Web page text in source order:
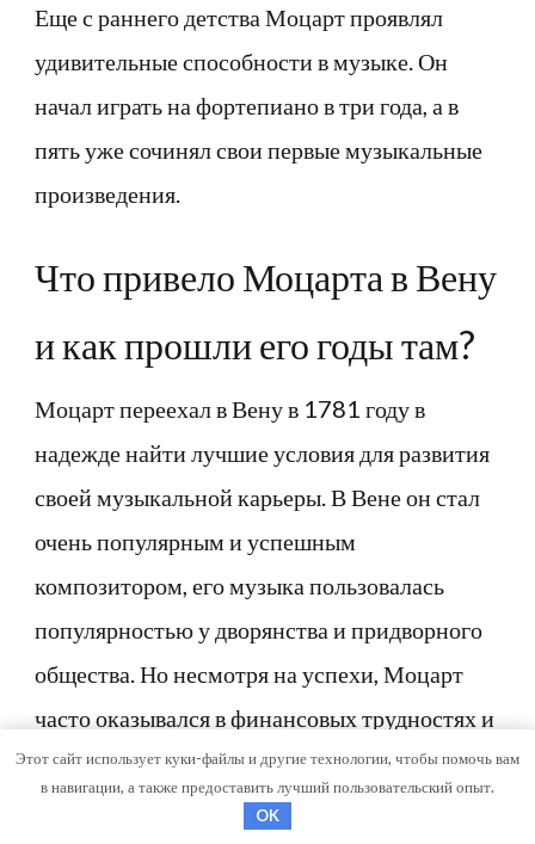
Еще с раннего детства Моцарт проявлял
удивительные способности в музыке. Он
начал играть на фортепиано в три года, а в
пять уже сочинял свои первые музыкальные
произведения.
Что привело Моцарта в Вену
и как прошли его годы там?
Моцарт переехал в Вену в 1781 году в
надежде найти лучшие условия для развития
своей музыкальной карьеры. В Вене он стал
очень популярным и успешным
композитором, его музыка пользовалась
популярностью у дворянства и придворного
общества. Но несмотря на успехи, Моцарт
часто оказывался в финансовых трудностях и
жил в постоянном стрессе и напряжении.
Этот сайт использует куки-файлы и другие технологии, чтобы помочь вам
в навигации, а также предоставить лучший пользовательский опыт.
OK